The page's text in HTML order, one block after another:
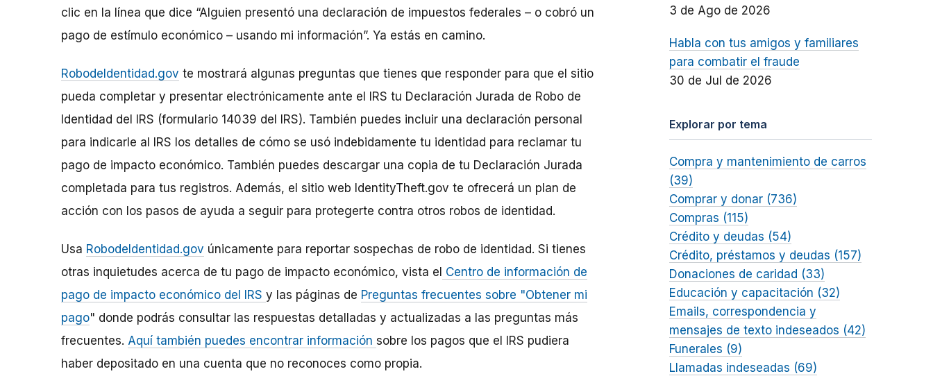
clic en la línea que dice “Alguien presentó una declaración de impuestos federales – o cobró un
pago de estímulo económico – usando mi información”. Ya estás en camino.
RobodeIdentidad.gov te mostrará algunas preguntas que tienes que responder para que el sitio
pueda completar y presentar electrónicamente ante el IRS tu Declaración Jurada de Robo de
Identidad del IRS (formulario 14039 del IRS). También puedes incluir una declaración personal
para indicarle al IRS los detalles de cómo se usó indebidamente tu identidad para reclamar tu
pago de impacto económico. También puedes descargar una copia de tu Declaración Jurada
completada para tus registros. Además, el sitio web IdentityTheft.gov te ofrecerá un plan de
acción con los pasos de ayuda a seguir para protegerte contra otros robos de identidad.
Usa RobodeIdentidad.gov únicamente para reportar sospechas de robo de identidad. Si tienes
otras inquietudes acerca de tu pago de impacto económico, vista el Centro de información de
pago de impacto económico del IRS y las páginas de Preguntas frecuentes sobre "Obtener mi
pago" donde podrás consultar las respuestas detalladas y actualizadas a las preguntas más
frecuentes. Aquí también puedes encontrar información sobre los pagos que el IRS pudiera
haber depositado en una cuenta que no reconoces como propia.
3 de Ago de 2026
Habla con tus amigos y familiares
para combatir el fraude
30 de Jul de 2026
Explorar por tema
Compra y mantenimiento de carros
(39)
Comprar y donar (736)
Compras (115)
Crédito y deudas (54)
Crédito, préstamos y deudas (157)
Donaciones de caridad (33)
Educación y capacitación (32)
Emails, correspondencia y
mensajes de texto indeseados (42)
Funerales (9)
Llamadas indeseadas (69)